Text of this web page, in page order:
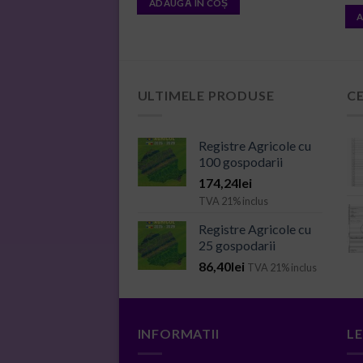
ADAUGĂ ÎN COȘ
ULTIMELE PRODUSE
Registre Agricole cu
100 gospodarii
174,24lei
TVA 21% inclus
Registre Agricole cu
25 gospodarii
86,40lei TVA 21% inclus
INFORMATII